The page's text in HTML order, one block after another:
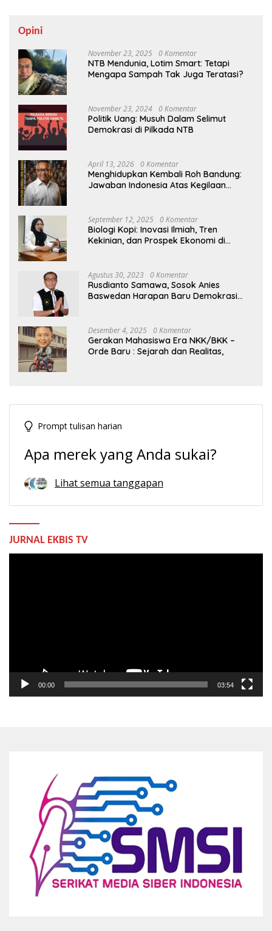
Opini
November 23, 2025 0 Komentar
NTB Mendunia, Lotim Smart: Tetapi
Mengapa Sampah Tak Juga Teratasi?
November 23, 2024 0 Komentar
Politik Uang: Musuh Dalam Selimut
Demokrasi di Pilkada NTB
April 13, 2026 0 Komentar
Menghidupkan Kembali Roh Bandung:
Jawaban Indonesia Atas Kegilaan
September 12, 2025 0 Komentar
Biologi Kopi: Inovasi Ilmiah, Tren
Kekinian, dan Prospek Ekonomi di
Agustus 30, 2023 0 Komentar
Rusdianto Samawa, Sosok Anies
Baswedan Harapan Baru Demokrasi
Desember 4, 2025 0 Komentar
Gerakan Mahasiswa Era NKK/BKK –
Orde Baru : Sejarah dan Realitas,
Prompt tulisan harian
Apa merek yang Anda sukai?
Lihat semua tanggapan
JURNAL EKBIS TV
00:00 03:54